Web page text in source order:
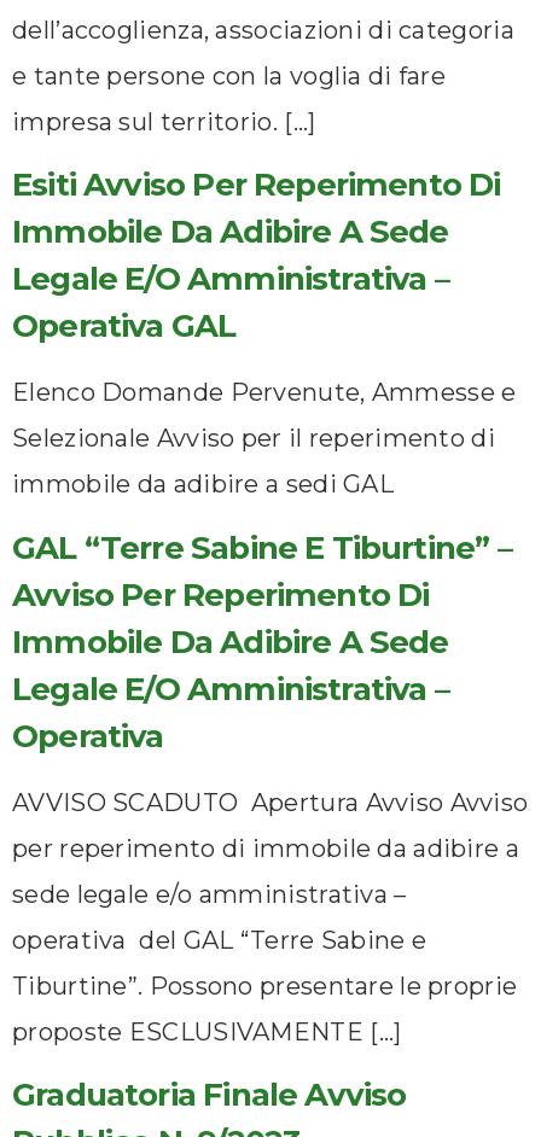
dell’accoglienza, associazioni di categoria
e tante persone con la voglia di fare
impresa sul territorio. […]
Esiti Avviso Per Reperimento Di
Immobile Da Adibire A Sede
Legale E/o Amministrativa –
Operativa GAL
Elenco Domande Pervenute, Ammesse e
Selezionale Avviso per il reperimento di
immobile da adibire a sedi GAL
GAL “Terre Sabine E Tiburtine” –
Avviso Per Reperimento Di
Immobile Da Adibire A Sede
Legale E/o Amministrativa –
Operativa
AVVISO SCADUTO Apertura Avviso Avviso
per reperimento di immobile da adibire a
sede legale e/o amministrativa –
operativa del GAL “Terre Sabine e
Tiburtine”. Possono presentare le proprie
proposte ESCLUSIVAMENTE […]
Graduatoria Finale Avviso